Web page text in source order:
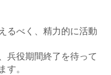
るべく、精力的に活動
兵役期間終了を待って
す。